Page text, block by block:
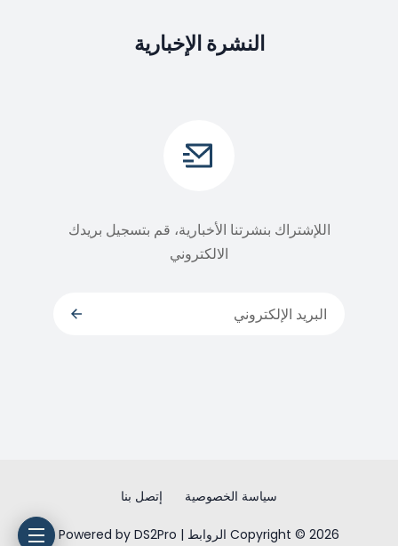
النشرة الإخبارية
اللإشتراك بنشرتنا الأخبارية، قم بتسجيل بريدك
الالكتروني
سياسة الخصوصية إتصل بنا
Copyright © 2026 الروابط | Powered by DS2Pro